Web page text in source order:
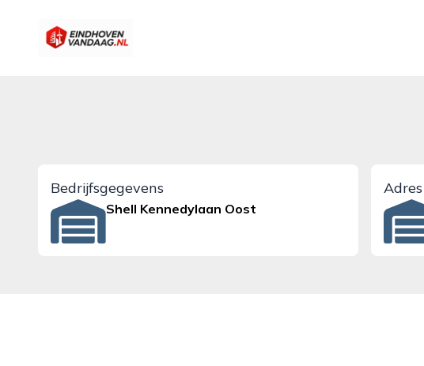
eindhovenvandaag.nl
Bedrijfsgegevens
Shell Kennedylaan Oost
Adres